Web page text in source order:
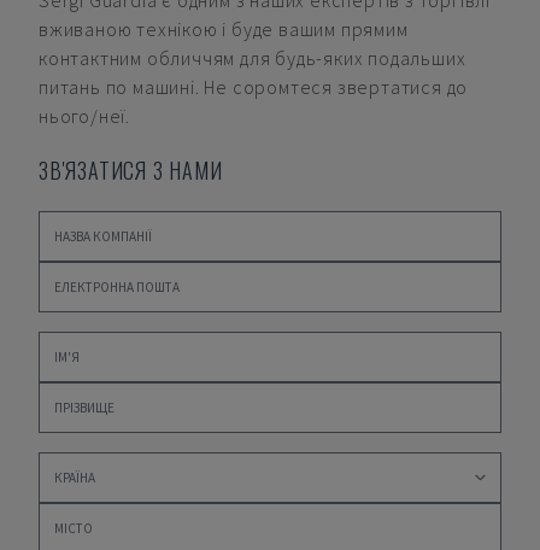
вживаною технікою і буде вашим прямим
контактним обличчям для будь-яких подальших
питань по машині. Не соромтеся звертатися до
нього/неї.
ЗВ'ЯЗАТИСЯ З НАМИ